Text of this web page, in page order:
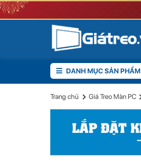
DANH MỤC SẢN PHẨM
Giới thiệu sản phẩm
Trang chủ Giá Treo Màn PC